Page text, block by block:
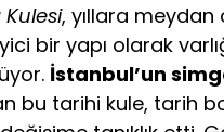
, yıllara meydan
bir yapı olarak
İstanbul’un
bu tarihi kule, tarih